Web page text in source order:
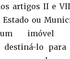
artigos II e
Estado ou
imóvel
destiná-lo